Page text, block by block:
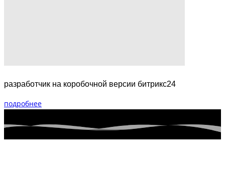
разработчик на коробочной версии битрикс24
подробнее